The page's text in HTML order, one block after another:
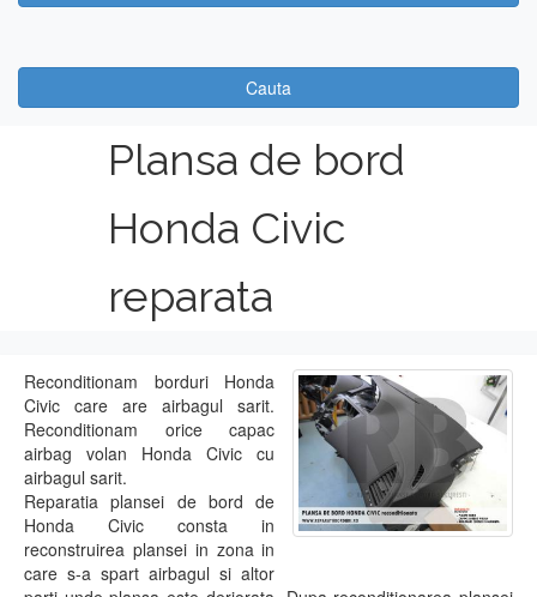
Cauta
Plansa de bord
Honda Civic
reparata
Reconditionam borduri Honda
Civic care are airbagul sarit.
Reconditionam orice capac
airbag volan Honda Civic cu
airbagul sarit.
Reparatia plansei de bord de
Honda Civic consta in
reconstruirea plansei in zona in
care s-a spart airbagul si altor